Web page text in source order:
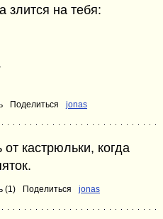
на тебя:
Поделиться jonas
кастрюльки, когда
(1) Поделиться jonas